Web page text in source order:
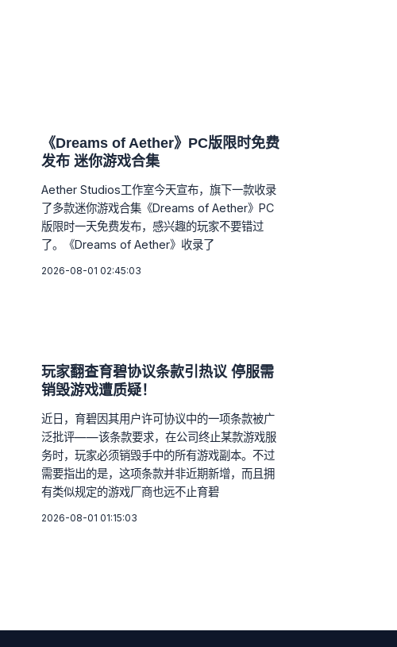
《Dreams of Aether》PC版限时免费
发布 迷你游戏合集
Aether Studios工作室今天宣布，旗下一款收录
了多款迷你游戏合集《Dreams of Aether》PC
版限时一天免费发布，感兴趣的玩家不要错过
了。《Dreams of Aether》收录了
2026-08-01 02:45:03
玩家翻查育碧协议条款引热议 停服需
销毁游戏遭质疑！
近日，育碧因其用户许可协议中的一项条款被广
泛批评——该条款要求，在公司终止某款游戏服
务时，玩家必须销毁手中的所有游戏副本。不过
需要指出的是，这项条款并非近期新增，而且拥
有类似规定的游戏厂商也远不止育碧
2026-08-01 01:15:03